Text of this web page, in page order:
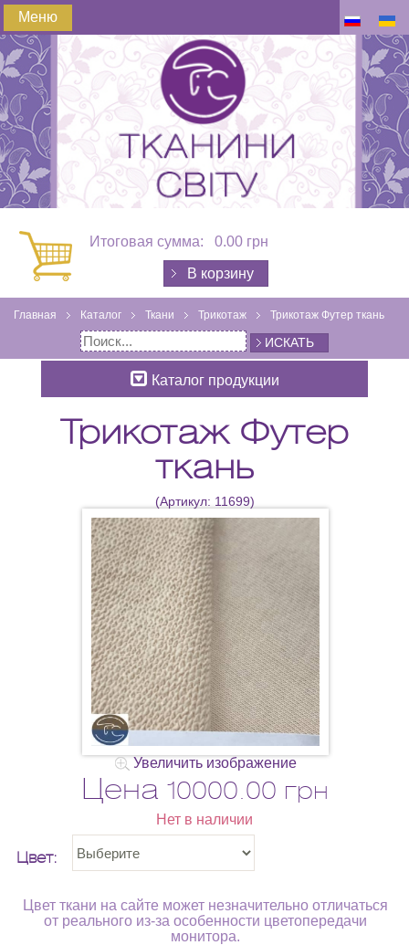
Меню
Итоговая сумма: 0.00 грн
В корзину
Главная Каталог Ткани Трикотаж Трикотаж Футер ткань
ИСКАТЬ
Каталог продукции
Трикотаж Футер
ткань
(Артикул: 11699)
Увеличить изображение
Цена 10000.00 грн
Нет в наличии
Цвет:
Цвет ткани на сайте может незначительно отличаться
от реального из-за особенности цветопередачи
монитора.